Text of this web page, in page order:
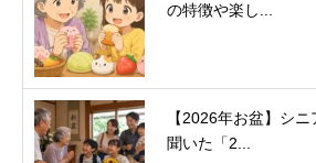
の特徴や楽し...
【2026年お盆】シ
聞いた「2...